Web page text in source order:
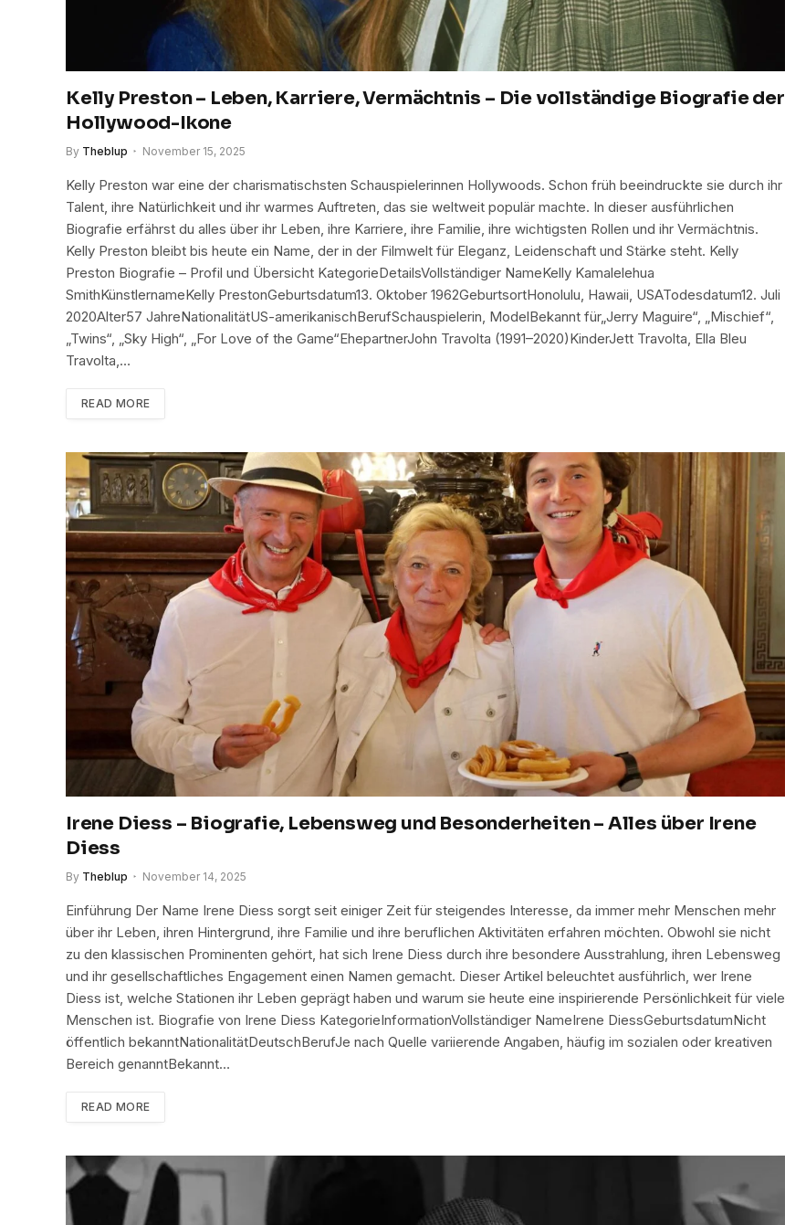
Kelly Preston – Leben, Karriere, Vermächtnis – Die vollständige Biografie der
Hollywood-Ikone
By Theblup November 15, 2025
Kelly Preston war eine der charismatischsten Schauspielerinnen Hollywoods. Schon früh beeindruckte sie durch ihr
Talent, ihre Natürlichkeit und ihr warmes Auftreten, das sie weltweit populär machte. In dieser ausführlichen
Biografie erfährst du alles über ihr Leben, ihre Karriere, ihre Familie, ihre wichtigsten Rollen und ihr Vermächtnis.
Kelly Preston bleibt bis heute ein Name, der in der Filmwelt für Eleganz, Leidenschaft und Stärke steht. Kelly
Preston Biografie – Profil und Übersicht KategorieDetailsVollständiger NameKelly Kamalelehua
SmithKünstlernameKelly PrestonGeburtsdatum13. Oktober 1962GeburtsortHonolulu, Hawaii, USATodesdatum12. Juli
2020Alter57 JahreNationalitätUS-amerikanischBerufSchauspielerin, ModelBekannt für„Jerry Maguire“, „Mischief“,
„Twins“, „Sky High“, „For Love of the Game“EhepartnerJohn Travolta (1991–2020)KinderJett Travolta, Ella Bleu
Travolta,…
READ MORE
Irene Diess – Biografie, Lebensweg und Besonderheiten – Alles über Irene
Diess
By Theblup November 14, 2025
Einführung Der Name Irene Diess sorgt seit einiger Zeit für steigendes Interesse, da immer mehr Menschen mehr
über ihr Leben, ihren Hintergrund, ihre Familie und ihre beruflichen Aktivitäten erfahren möchten. Obwohl sie nicht
zu den klassischen Prominenten gehört, hat sich Irene Diess durch ihre besondere Ausstrahlung, ihren Lebensweg
und ihr gesellschaftliches Engagement einen Namen gemacht. Dieser Artikel beleuchtet ausführlich, wer Irene
Diess ist, welche Stationen ihr Leben geprägt haben und warum sie heute eine inspirierende Persönlichkeit für viele
Menschen ist. Biografie von Irene Diess KategorieInformationVollständiger NameIrene DiessGeburtsdatumNicht
öffentlich bekanntNationalitätDeutschBerufJe nach Quelle variierende Angaben, häufig im sozialen oder kreativen
Bereich genanntBekannt…
READ MORE